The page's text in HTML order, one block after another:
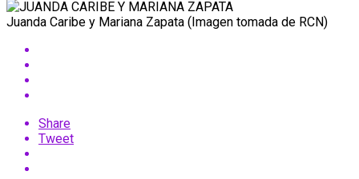
Juanda Caribe y Mariana Zapata (Imagen tomada de RCN)
Share
Tweet